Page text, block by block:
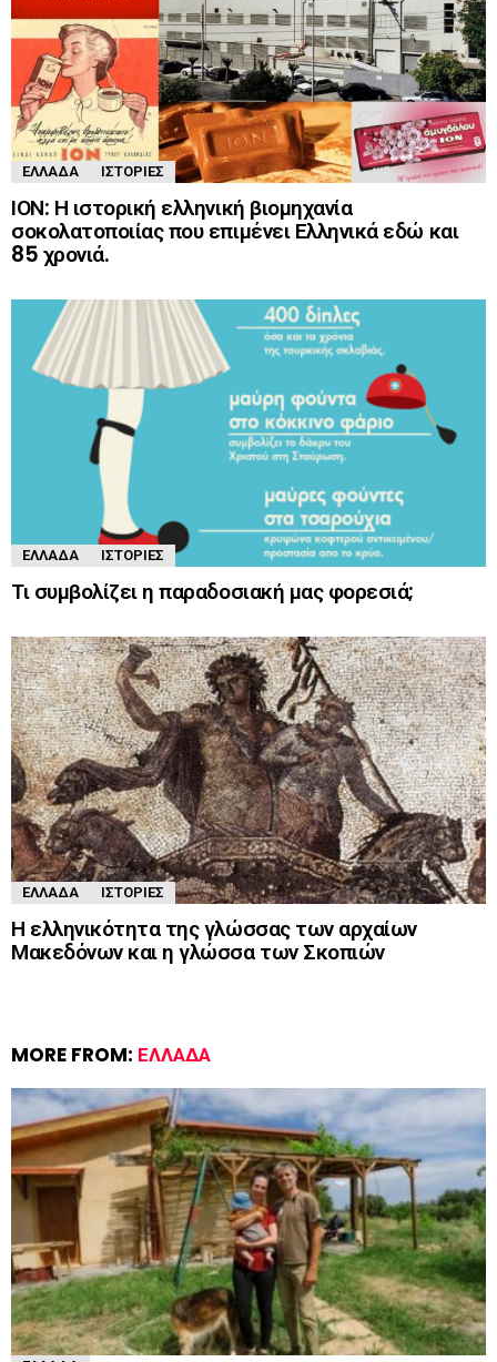
ΕΛΛΆΔΑ ΙΣΤΟΡΊΕΣ
ΙΟΝ: Η ιστορική ελληνική βιομηχανία
σοκολατοποιίας που επιμένει Ελληνικά εδώ και
85 χρονιά.
ΕΛΛΆΔΑ ΙΣΤΟΡΊΕΣ
Τι συμβολίζει η παραδοσιακή μας φορεσιά;
ΕΛΛΆΔΑ ΙΣΤΟΡΊΕΣ
Η ελληνικότητα της γλώσσας των αρχαίων
Μακεδόνων και η γλώσσα των Σκοπιών
MORE FROM: ΕΛΛΆΔΑ